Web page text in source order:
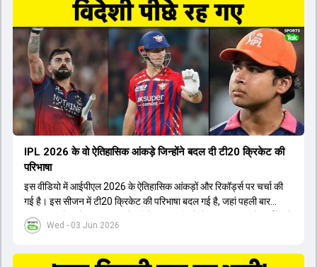
किया। इसके अलावा, Virat Kohli की भूमिका में भी बदलाव देखा गया, जहां वह
अब टीम के युवा खिलाड़ियों के साथ ज्यादा जुड़े हुए नजर आते हैं। कप्तान Rajat
Patidar के नेतृत्व में टीम का कम्युनिकेशन बहुत स्पष्ट रहा है। एनालिस्ट से लेकर
मैनेजमेंट तक, सभी एक ही पेज पर रहते हैं, जिससे मैदान पर कोई कंफ्यूजन नहीं
होता। यही कारण है कि RCB ने लगातार सफलता हासिल की है।
Wed - 03 Jun 2026
IPL 2026 के वो ऐतिहासिक आंकड़े जिन्होंने बदल दी टी20 क्रिकेट की
परिभाषा
इस वीडियो में आईपीएल 2026 के ऐतिहासिक आंकड़ों और रिकॉर्ड्स पर चर्चा की
गई है। इस सीजन में टी20 क्रिकेट की परिभाषा बदल गई है, जहां पहली बार
भारतीय बल्लेबाजों का स्ट्राइक रेट विदेशी खिलाड़ियों से ज्यादा रहा। पूरे टूर्नामेंट में
1426 छक्के लगे और 65 बार टीमों ने 200 से ज्यादा का स्कोर बनाया, जो एक
स्ट्राइक रेट के साथ मोस्ट वैल्युएबल प्लेयर का खिताब जीता। इसके अलावा पंजाब